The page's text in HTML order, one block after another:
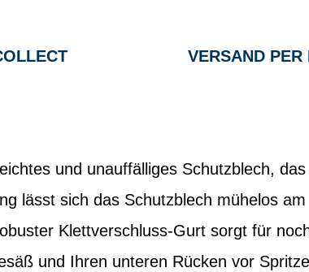
VERSAND PER
und unauffälliges Schutzblech,
lässt sich das Schutzblech mühelos
Klettverschluss-Gurt sorgt für
und Ihren unteren Rücken vor